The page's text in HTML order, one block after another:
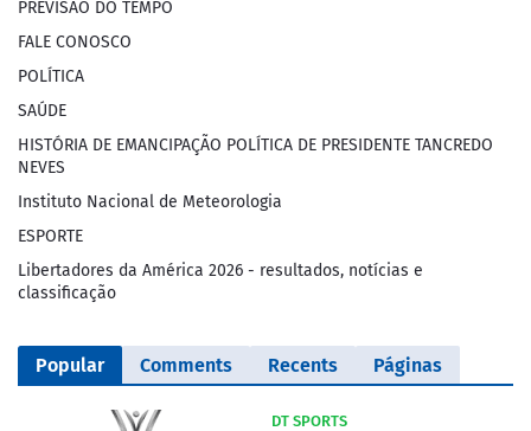
PREVISÃO DO TEMPO
FALE CONOSCO
POLÍTICA
SAÚDE
HISTÓRIA DE EMANCIPAÇÃO POLÍTICA DE PRESIDENTE TANCREDO
NEVES
Instituto Nacional de Meteorologia
ESPORTE
Libertadores da América 2026 - resultados, notícias e
classificação
Popular Comments Recents Páginas
DT SPORTS